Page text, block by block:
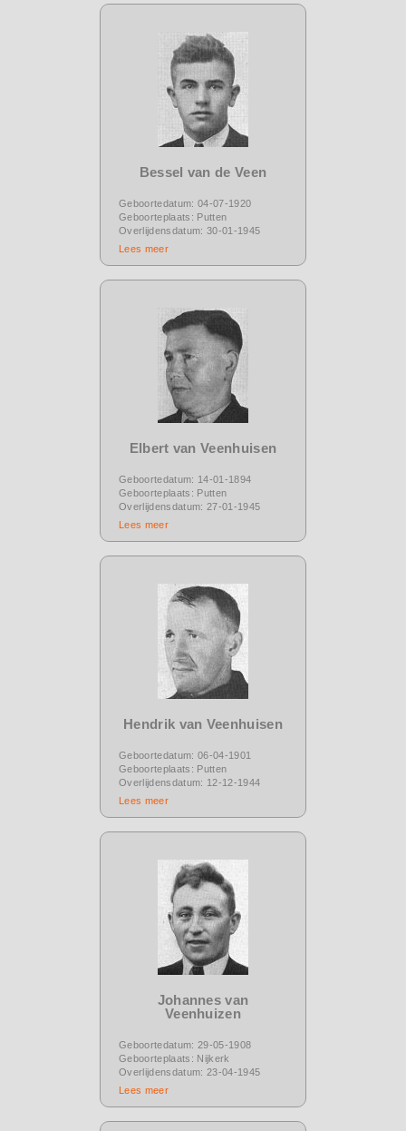
Bessel van de Veen
Geboortedatum: 04-07-1920
Geboorteplaats: Putten
Overlijdensdatum: 30-01-1945
Lees meer
Elbert van Veenhuisen
Geboortedatum: 14-01-1894
Geboorteplaats: Putten
Overlijdensdatum: 27-01-1945
Lees meer
Hendrik van Veenhuisen
Geboortedatum: 06-04-1901
Geboorteplaats: Putten
Overlijdensdatum: 12-12-1944
Lees meer
Johannes van
Veenhuizen
Geboortedatum: 29-05-1908
Geboorteplaats: Nijkerk
Overlijdensdatum: 23-04-1945
Lees meer